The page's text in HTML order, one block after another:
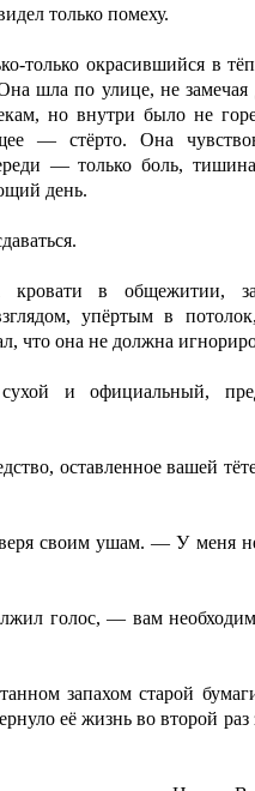
только помеху.
только окрасившийся в
шла по улице, не замечая
но внутри было не
— стёрто. Она
— только боль,
день.
в общежитии,
упёртым в
что она не должна
и официальный,
оставленное вашей
своим ушам. — У меня
голос, — вам
запахом старой
её жизнь во второй раз